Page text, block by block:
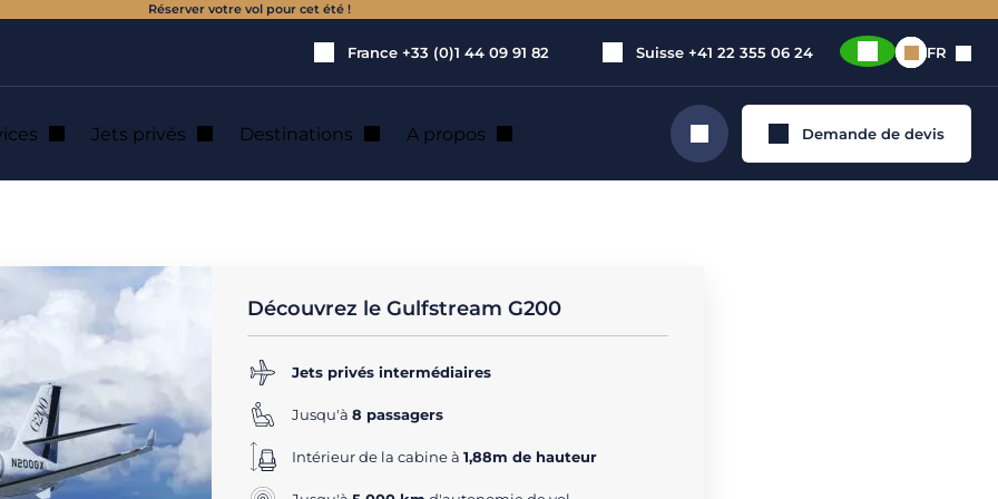
Réserver votre vol pour cet été !
France +33 (0)1 44 09 91 82 Suisse +41 22 355 06 24 FR
Jets privés Destinations A propos Rechercher Demande de devis
Découvrez le Gulfstream G200
Jets privés intermédiaires
Jusqu'à 8 passagers
Intérieur de la cabine à 1,88m de hauteur